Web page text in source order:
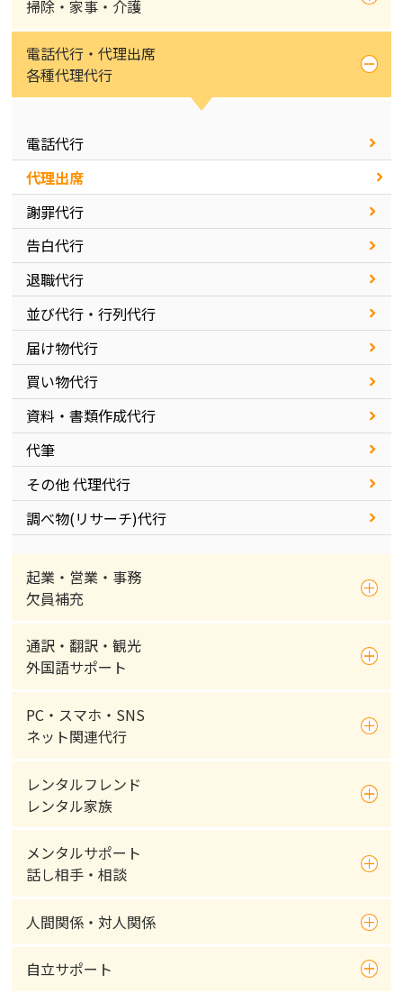
掃除・家事・介護
電話代行・代理出席
各種代理代行
電話代行
代理出席
謝罪代行
告白代行
退職代行
並び代行・行列代行
届け物代行
買い物代行
資料・書類作成代行
代筆
その他 代理代行
調べ物(リサーチ)代行
起業・営業・事務
欠員補充
通訳・翻訳・観光
外国語サポート
PC・スマホ・SNS
ネット関連代行
レンタルフレンド
レンタル家族
メンタルサポート
話し相手・相談
人間関係・対人関係
自立サポート